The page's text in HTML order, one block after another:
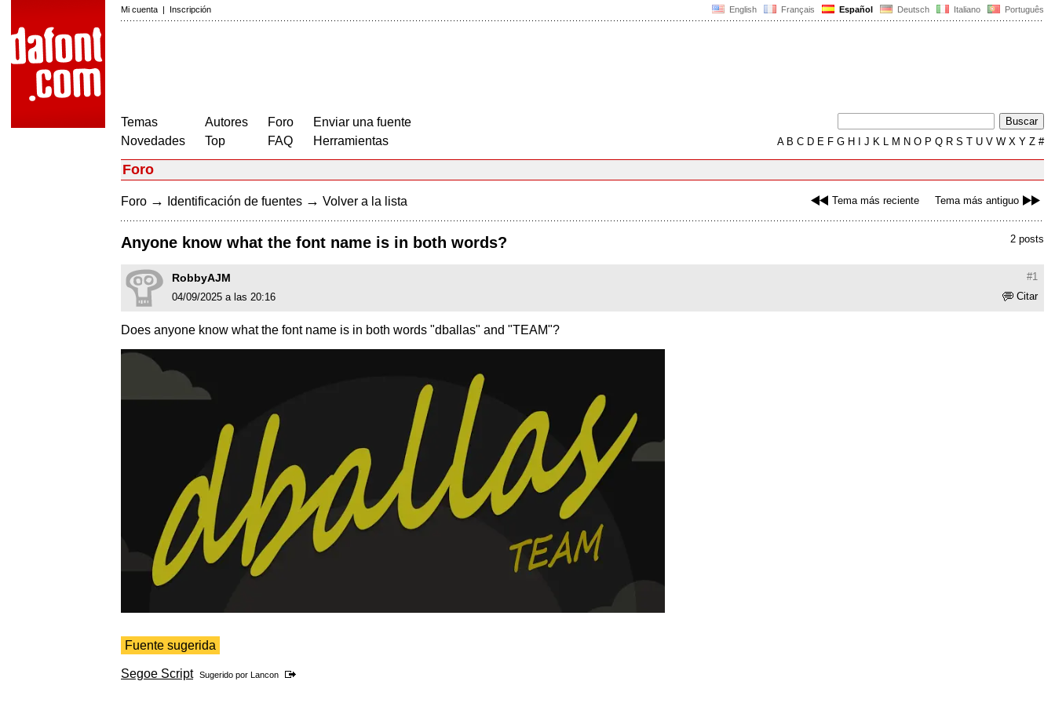
English Français Español Deutsch Italiano Português
Mi cuenta | Inscripción
Temas
Novedades
Autores
Top
Foro
FAQ
Enviar una fuente
Herramientas
AB C D E F G H J K L M N O P Q R S T U V W X Y Z #
Foro
Tema más reciente Tema más antiguo
Foro → Identificación de fuentes → Volver a la lista
2 posts
Anyone know what the font name is in both words?
#1
RobbyAJM
Citar
04/09/2025 a las 20:16
Does anyone know what the font name is in both words "dballas" and "TEAM"?
Fuente sugerida
Segoe Script Sugerido por Lancon